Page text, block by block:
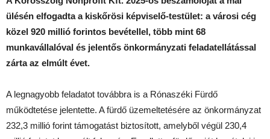
ülésén elfogadta a kiskőrösi képviselő-testület: a városi cég
közel 920 millió forintos bevétellel, több mint 68
munkavállalóval és jelentős önkormányzati feladatellátással
zárta az elmúlt évet.
A legnagyobb feladatot továbbra is a Rónaszéki Fürdő
működtetése jelentette. A fürdő üzemeltetésére az önkormányzat
232,3 millió forint támogatást biztosított, amelyből végül 230,4